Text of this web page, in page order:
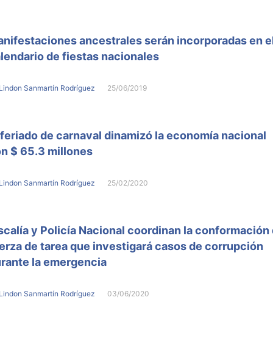
ancestrales serán incorporadas en
de fiestas nacionales
Sanmartín Rodríguez 25/06/2019
de carnaval dinamizó la economía nacional
$ 65.3 millones
Sanmartín Rodríguez 25/02/2020
y Policía Nacional coordinan la conformación
de tarea que investigará casos de corrupción
la emergencia
Sanmartín Rodríguez 03/06/2020